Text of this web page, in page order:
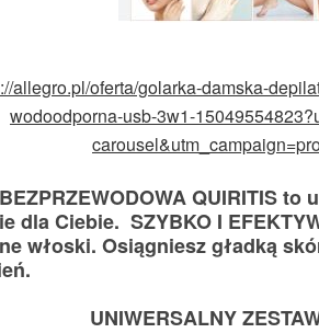
allegro.pl/oferta/golarka-damska-
wodoodporna-usb-3w1-
QUIRITIS to
dla Ciebie. SZYBKO I
włoski. Osiągniesz gładką
UNIWERSALNY